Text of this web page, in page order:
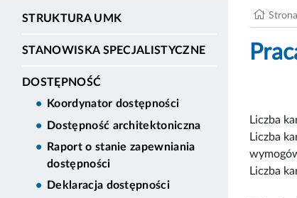
STRUKTURA UMK
STANOWISKA SPECJALISTYCZNE
DOSTĘPNOŚĆ
Koordynator dostępności
Dostępność architektoniczna
Raport o stanie zapewniania
dostępności
Deklaracja dostępności
Liczba
Liczba
Liczba